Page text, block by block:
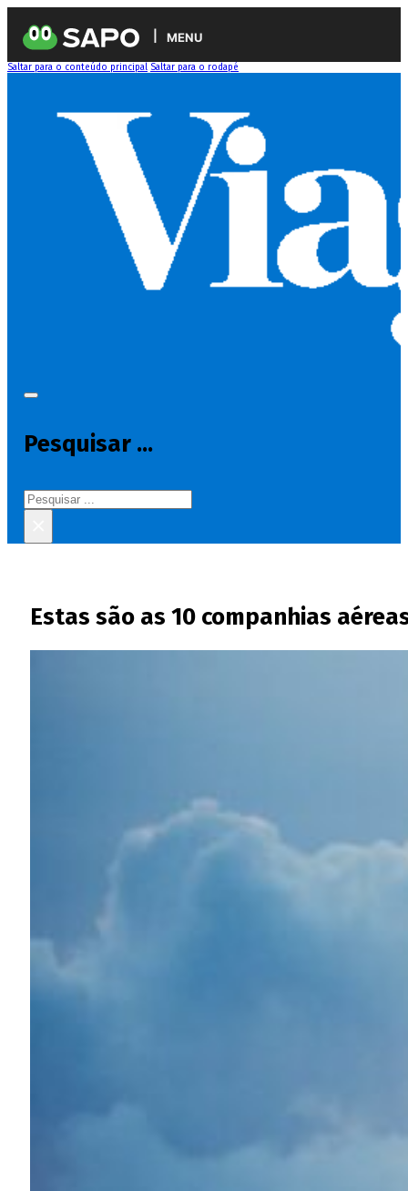
MENU
Saltar para o conteúdo principal Saltar para o rodapé
Pesquisar ...
Pesquisar
Estas são as 10 companhias